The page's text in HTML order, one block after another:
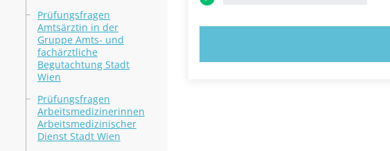
Prüfungsfragen
Amtsärztin in der
Gruppe Amts- und
fachärztliche
Begutachtung Stadt
Wien
Prüfungsfragen
Arbeitsmedizinerinnen
Arbeitsmedizinischer
Dienst Stadt Wien